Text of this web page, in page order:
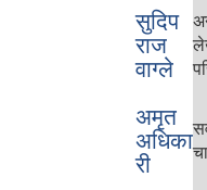
सुदिप
राज
वाग्ले
अमृत
अधिका
री